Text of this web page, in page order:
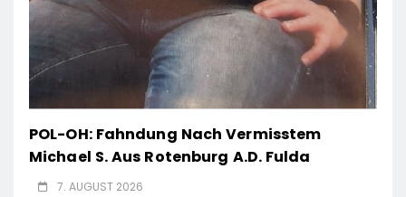
POL-OH: Fahndung Nach Vermisstem
Michael S. Aus Rotenburg A.d. Fulda
7. AUGUST 2026